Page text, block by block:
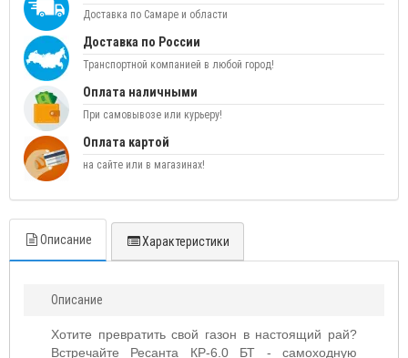
Доставка по Самаре и области
Доставка по России
Транспортной компанией в любой город!
Оплата наличными
При самовывозе или курьеру!
Оплата картой
на сайте или в магазинах!
Описание Характеристики
Описание
Хотите превратить свой газон в настоящий рай?
Встречайте Ресанта КР-6.0 БТ - самоходную